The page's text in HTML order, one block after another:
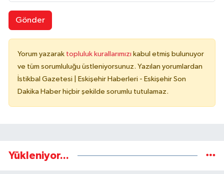
Gönder
Yorum yazarak topluluk kurallarımızı kabul etmiş bulunuyor
ve tüm sorumluluğu üstleniyorsunuz. Yazılan yorumlardan
İstikbal Gazetesi | Eskişehir Haberleri - Eskişehir Son
Dakika Haber hiçbir şekilde sorumlu tutulamaz.
Yükleniyor...